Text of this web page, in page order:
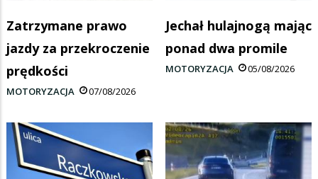
Zatrzymane prawo
jazdy za przekroczenie
prędkości
MOTORYZACJA 07/08/2026
Jechał hulajnogą mając
ponad dwa promile
MOTORYZACJA 05/08/2026